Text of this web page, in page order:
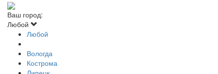
Ваш город:
Любой
Любой
Вологда
Кострома